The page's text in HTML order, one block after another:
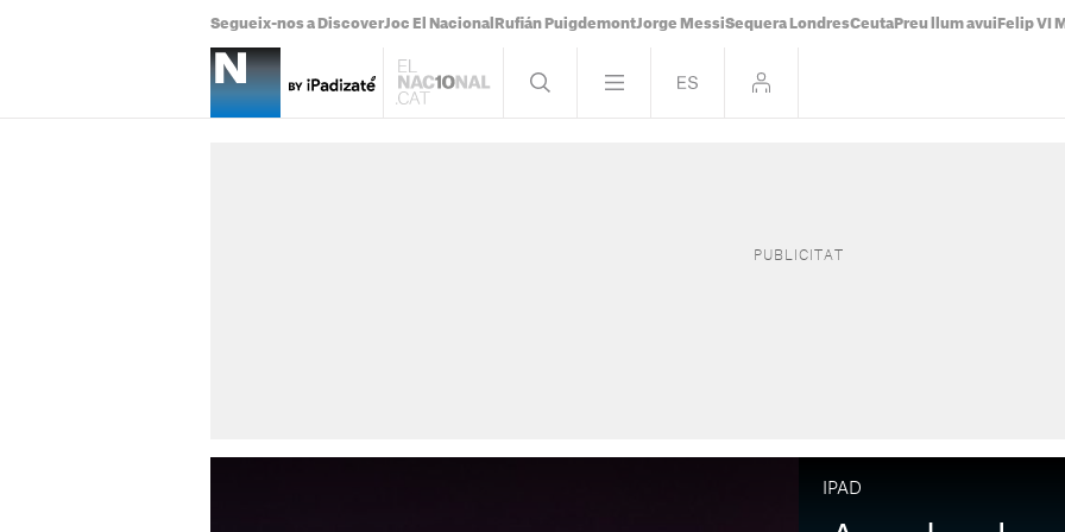
Segueix-nos a DiscoverJoc El Nacional Rufián PuigdemontJorge MessiSequera LondresCeuta Preu llum avui Felip VI
IPAD